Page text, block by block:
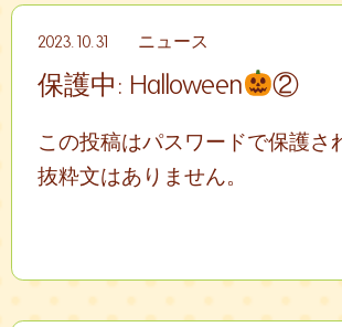
2023.10.31 ニュース
保護中: Halloween ②
この投稿はパスワードで保護さ
抜粋文はありません。